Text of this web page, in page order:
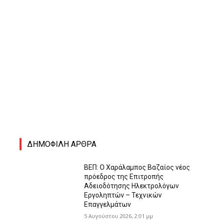
ΔΗΜΟΦΙΛΗ ΑΡΘΡΑ
ΒΕΠ: Ο Χαράλαμπος Βαζαίος νέος
πρόεδρος της Επιτροπής
Αδειοδότησης Ηλεκτρολόγων
Εργοληπτών – Τεχνικών
Επαγγελμάτων
5 Αυγούστου 2026, 2:01 μμ